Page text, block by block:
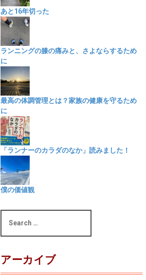
あと16年切った
ランニングの膝の痛みと、さよならするため
に
最高の体調管理とは？家族の健康を守るため
に
「ランナーのカラダのなか」読みました！
僕の価値観
a
c
h
f
アーカイブ